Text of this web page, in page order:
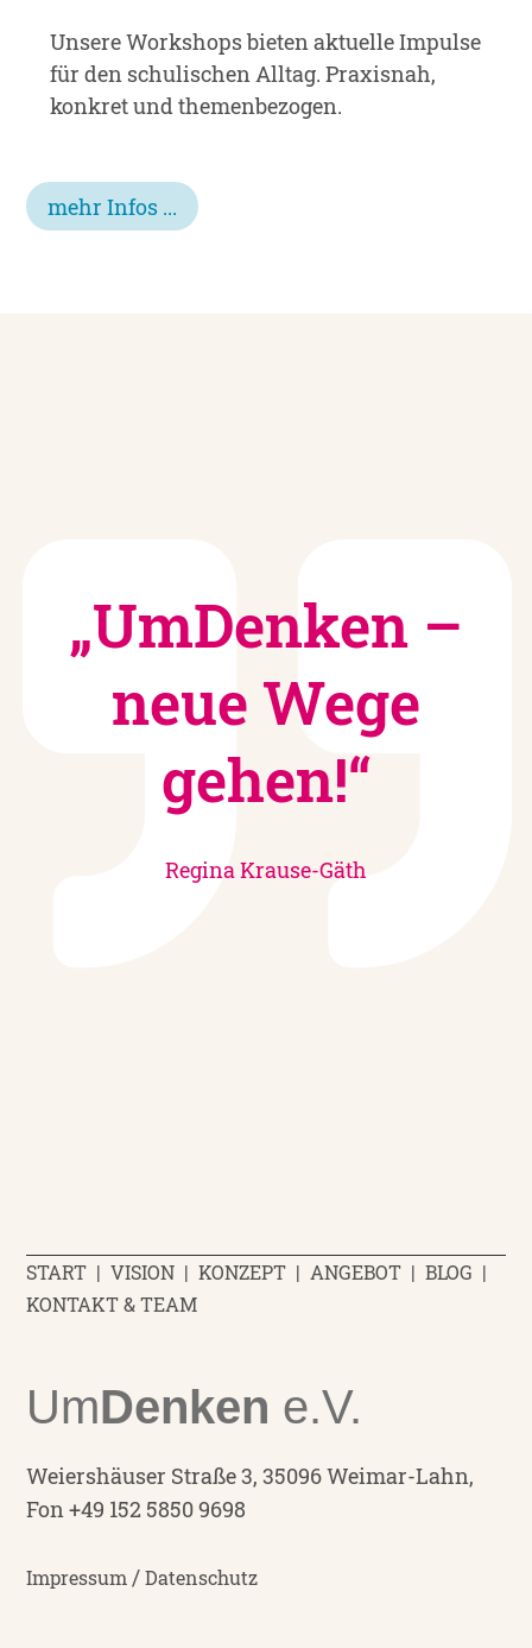
Unsere Workshops bieten aktuelle Impulse
für den schulischen Alltag. Praxisnah,
konkret und themenbezogen.
mehr Infos ...
„UmDenken –
neue Wege
gehen!“
Regina Krause-Gäth
START |VISION |KONZEPT | ANGEBOT |BLOG |
KONTAKT & TEAM
UmDenken e.V.
Weiershäuser Straße 3, 35096 Weimar-Lahn,
Fon +49 152 5850 9698
Impressum /Datenschutz